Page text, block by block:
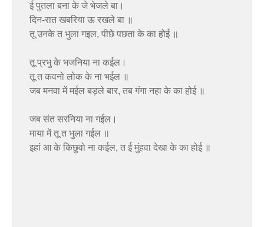
ई पुतला बना के जे भेजले बा।
दिन-रात खबरिया ऊ रखले बा ॥
तू उनके त भुला गइल, पीछे पछता के का होई ॥
तू प्रभु के भजनिया ना कईल।
तू त कवनो लोक के ना भईल ॥
जब मनवा में मईल बड़ले बार, तब गंगा नहा के का होई ॥
जब संत सरनिया ना गईल।
माया में तू त भुला गईल ॥
इहां आ के किछुवो ना कईल, त ई मुंहवा देखा के का होई ॥